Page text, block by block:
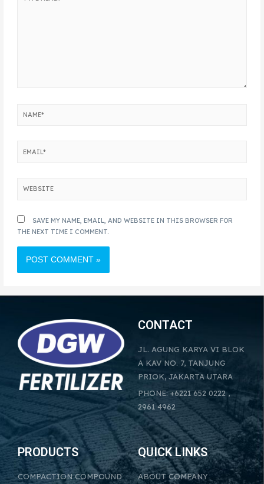
SAVE MY NAME, EMAIL, AND WEBSITE IN THIS BROWSER FOR
THE NEXT TIME I COMMENT.
CONTACT
JL. AGUNG KARYA VI BLOK
A KAV NO. 7, TANJUNG
PRIOK, JAKARTA UTARA
PHONE: +6221 652 0222 ,
2961 4962
PRODUCTS
COMPACTION COMPOUND
QUICK LINKS
ABOUT COMPANY